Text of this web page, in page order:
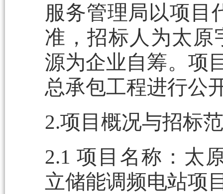
服务管理局以项目
准，招标人为太原
源为企业自筹。项
总承包工程进行公
2.项目概况与招标
2.1 项目名称：太
立储能调频电站项